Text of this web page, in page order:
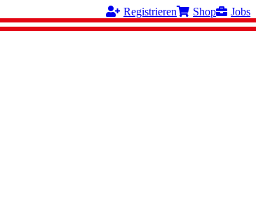
Registrieren Shop Jobs